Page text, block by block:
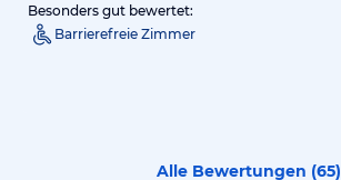
Besonders gut bewertet:
Barrierefreie Zimmer
Alle Bewertungen (65)